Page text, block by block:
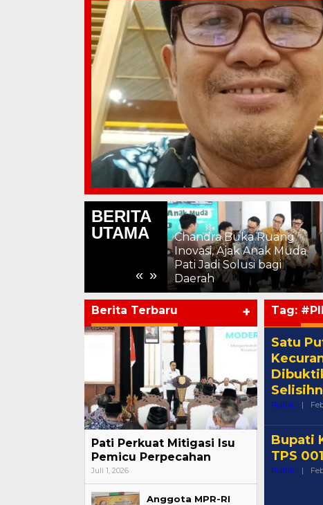
BERITA
UTAMA
« »
Chandra Buka Ruang
Lapas Pati Berikan Premi
kepada Warga Binaan,
Apresiasi Hasil
Pembinaan Kemandirian
Periode Juli 2026
Berita Terbaru +
Pati Perkuat Mitigasi Isu
Pemicu Perpecahan
Juli 1, 2026
Anggota MPR-RI
Tag:
Satu
Politik |
Bupati
TPS
Politik |